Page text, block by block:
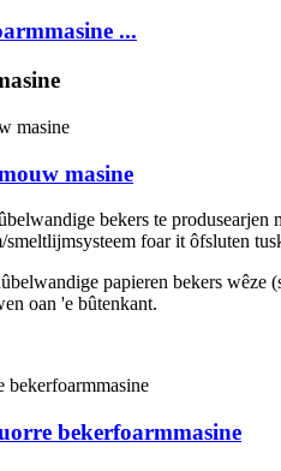
...
masine
bekers te
foar it ôfsluten
papieren bekers
oan 'e bûtenkant.
bekerfoarmmasine